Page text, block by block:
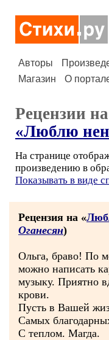
Авторы
Магазин
О
Рецензии
«Люблю
На странице
произведению в
Показывать в виде
Рецензия на «
Оганесян)
Ольга, браво! По
можно написать
музыку. Приятно
крови.
Пусть в Вашей
Самых
С теплом. Магда.